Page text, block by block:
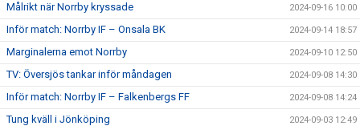
Målrikt när Norrby kryssade 2024-09-16 10:00
Inför match: Norrby IF – Onsala BK 2024-09-14 18:57
Marginalerna emot Norrby 2024-09-10 12:50
TV: Översjös tankar inför måndagen 2024-09-08 14:30
Inför match: Norrby IF – Falkenbergs FF 2024-09-08 14:24
Tung kväll i Jönköping 2024-09-03 12:49